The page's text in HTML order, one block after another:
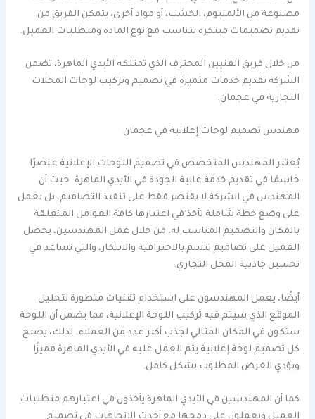
مصنوعة من الألمنيوم، الخشب، أو مواد أخرى، يتمكن الفريق من
تقديم تصميمات مبتكرة تتناسب مع نوع المادة ومتطلبات العميل.
من خلال فريق الفنيين المحترف الذي تمتلكه الأيدي الماهرة، تضمن
الشركة تقديم خدمات متميزة في تصميم وتركيب لوحات المحلات
التجارية في عجمان.
مهندس تصميم لوحات إعلانية في عجمان
يُعتبر المهندس المتخصص في تصميم اللوحات الإعلانية عنصرًا
حاسمًا في تقديم خدمة عالية الجودة في الأيدي الماهرة. حيث أن
المهندس في الشركة لا يقتصر فقط على تنفيذ التصاميم، بل يعمل
على وضع خطة شاملة تأخذ في اعتبارها كافة العوامل المتعلقة
بالمكان والتصميم المناسب له. من خلال عمل المهندسين، يحصل
العميل على تصاميم تتسم بالاحترافية والابتكار، والتي تساعد في
تحسين جاذبية المحل التجاري.
أيضًا، يعمل المهندسون على استخدام تقنيات متطورة لتحليل
الموقع الذي سيتم فيه تركيب اللوحة الإعلانية، مما يضمن أن اللوحة
ستكون في المكان المثالي لجذب أكبر عدد من العملاء. لذلك، يصبح
كل تصميم لوحة إعلانية يتم العمل عليه في الأيدي الماهرة مميزًا
ويؤدي الغرض المطلوب بشكل كامل.
كما أن المهندسين في الأيدي الماهرة يأخذون في اعتبارهم متطلبات
العميل ويعملون على دمجها مع أحدث الاتجاهات في تصميم